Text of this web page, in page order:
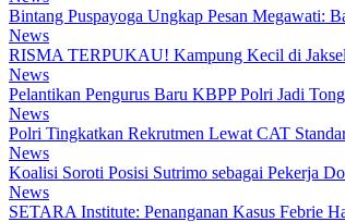
Bintang Puspayoga Ungkap Pesan Megawati:
News
RISMA TERPUKAU! Kampung Kecil di Jaksel
News
Pelantikan Pengurus Baru KBPP Polri Jadi
News
Polri Tingkatkan Rekrutmen Lewat CAT
News
Koalisi Soroti Posisi Sutrimo sebagai Pekerja
News
SETARA Institute: Penanganan Kasus Febrie